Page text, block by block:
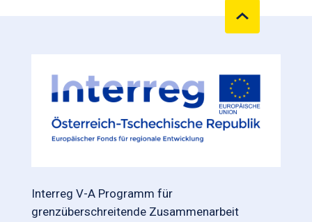
Interreg V-A Programm für
grenzüberschreitende Zusammenarbeit